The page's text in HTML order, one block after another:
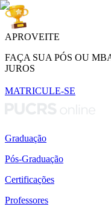
APROVEITE
FAÇA SUA PÓS OU
JUROS
MATRICULE-SE
Graduação
Pós-Graduação
Certificações
Professores